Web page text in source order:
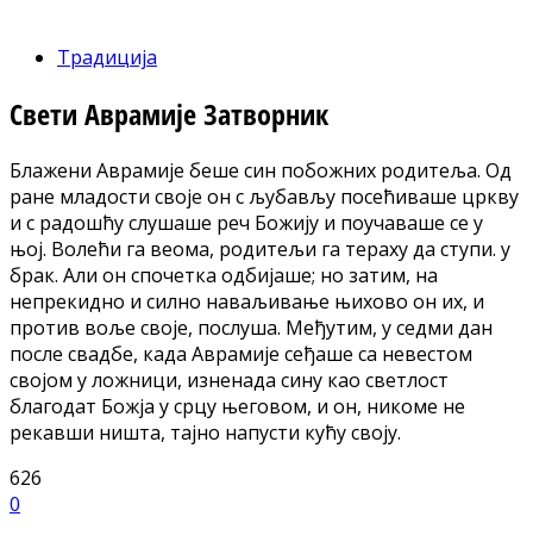
Традиција
Свети Аврамије Затворник
Блажени Аврамије беше син побожних родитеља. Од
ране младости своје он с љубављу посећиваше цркву
и с радошћу слушаше реч Божију и поучаваше се у
њој. Волећи га веома, родитељи га тераху да ступи. у
брак. Али он спочетка одбијаше; но затим, на
непрекидно и силно наваљивање њихово он их, и
против воље своје, послуша. Међутим, у седми дан
после свадбе, када Аврамије сеђаше са невестом
својом у ложници, изненада сину као светлост
благодат Божја у срцу његовом, и он, никоме не
рекавши ништа, тајно напусти кућу своју.
626
0